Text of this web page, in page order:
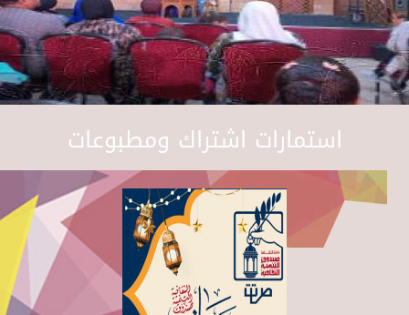
استمارات اشتراك ومطبوعات